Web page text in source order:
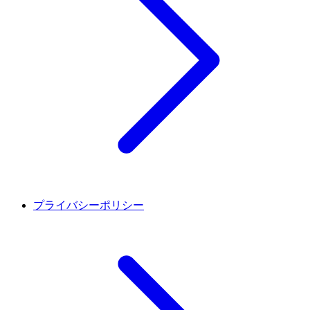
プライバシーポリシー